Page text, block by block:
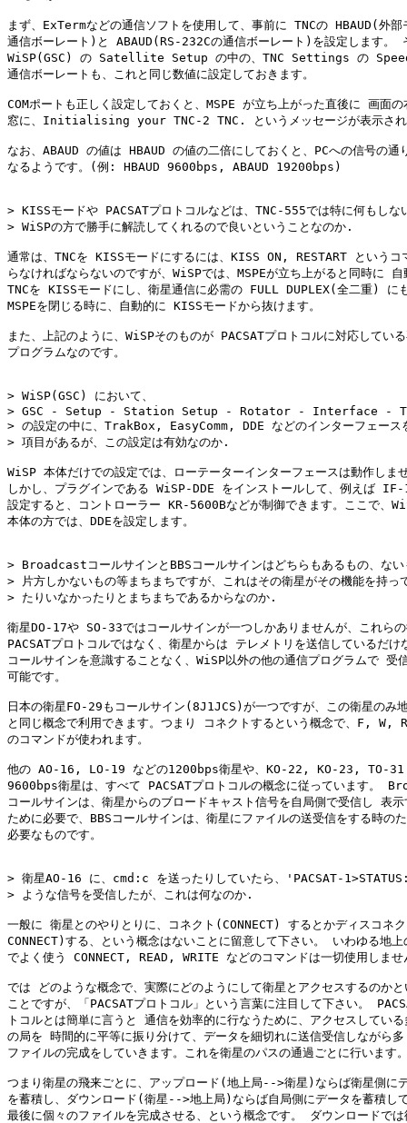
まず、ExTermなどの通信ソフトを使用して、事前に TNCの HBAUD(外部
通信ボーレート)と ABAUD(RS-232Cの通信ボーレート)を設定します。
WiSP(GSC) の Satellite Setup の中の、TNC Settings の
通信ボーレートも、これと同じ数値に設定しておきます。
COMポートも正しく設定しておくと、MSPE が立ち上がった直後に 画面の
窓に、Initialising your TNC-2 TNC. というメッセージが表示され
なお、ABAUD の値は HBAUD の値の二倍にしておくと、PCへの信号の通
なるようです。(例: HBAUD 9600bps, ABAUD 19200bps)
> KISSモードや PACSATプロトコルなどは、TNC-555では特に何もしな
> WiSPの方で勝手に解読してくれるので良いということなのか.
通常は、TNCを KISSモードにするには、KISS ON, RESTART というコ
らなければならないのですが、WiSPでは、MSPEが立ち上がると同時に 自
TNCを KISSモードにし、衛星通信に必需の FULL DUPLEX(全二重) に
MSPEを閉じる時に、自動的に KISSモードから抜けます。
また、上記のように、WiSPそのものが PACSATプロトコルに対応してい
プログラムなのです。
> WiSP(GSC) において、
> GSC - Setup - Station Setup - Rotator - Interface -
> の設定の中に、TrakBox, EasyComm, DDE などのインターフェース
> 項目があるが、この設定は有効なのか.
WiSP 本体だけでの設定では、ローテーターインターフェースは動作しま
しかし、プラグインである WiSP-DDE をインストールして、例えば
設定すると、コントローラー KR-5600Bなどが制御できます。ここで、
本体の方では、DDEを設定します。
> BroadcastコールサインとBBSコールサインはどちらもあるもの、ない
> 片方しかないもの等まちまちですが、これはその衛星がその機能を持っ
> たりいなかったりとまちまちであるからなのか.
衛星DO-17や SO-33ではコールサインが一つしかありませんが、これら
PACSATプロトコルではなく、衛星からは テレメトリを送信しているだけ
コールサインを意識することなく、WiSP以外の他の通信プログラムで 受
可能です。
日本の衛星FO-29もコールサイン(8J1JCS)が一つですが、この衛星のみ
と同じ概念で利用できます。つまり コネクトするという概念で、F, W,
のコマンドが使われます。
他の AO-16, LO-19 などの1200bps衛星や、KO-22, KO-23, TO-31
9600bps衛星は、すべて PACSATプロトコルの概念に従っています。
コールサインは、衛星からのブロードキャスト信号を自局側で受信し 表示
ために必要で、BBSコールサインは、衛星にファイルの送受信をする時の
必要なものです。
> 衛星AO-16 に、cmd:c を送ったりしていたら、'PACSAT-
> ような信号を受信したが、これは何なのか.
一般に 衛星とのやりとりに、コネクト(CONNECT) するとかディスコネ
CONNECT)する、という概念はないことに留意して下さい。 いわゆる地上
でよく使う CONNECT, READ, WRITE などのコマンドは一切使用しませ
では どのような概念で、実際にどのようにして衛星とアクセスするのかと
ことですが、「PACSATプロトコル」という言葉に注目して下さい。
トコルとは簡単に言うと 通信を効率的に行なうために、アクセスしている
の局を 時間的に平等に振り分けて、データを細切れに送信受信しながら多
ファイルの完成をしていきます。これを衛星のパスの通過ごとに行います
つまり衛星の飛来ごとに、アップロード(地上局-->衛星)ならば衛星側に
を蓄積し、ダウンロード(衛星-->地上局)ならば自局側にデータを蓄積し
最後に個々のファイルを完成させる、という概念です。 ダウンロードでは